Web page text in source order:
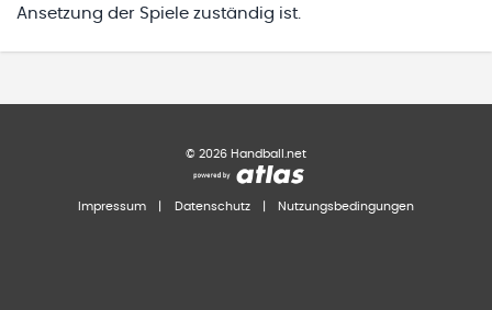
Ansetzung der Spiele zuständig ist.
© 2026 Handball.net
Impressum Datenschutz Nutzungsbedingungen